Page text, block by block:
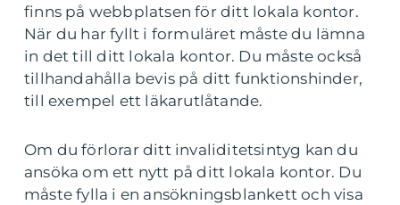
finns på webbplatsen för ditt lokala kontor.
När du har fyllt i formuläret måste du lämna
in det till ditt lokala kontor. Du måste också
tillhandahålla bevis på ditt funktionshinder,
till exempel ett läkarutlåtande.
Om du förlorar ditt invaliditetsintyg kan du
ansöka om ett nytt på ditt lokala kontor. Du
måste fylla i en ansökningsblankett och visa